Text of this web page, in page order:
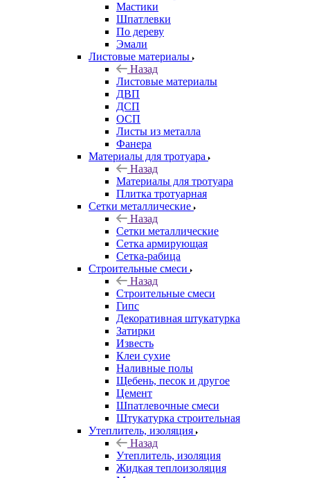
Мастики
Шпатлевки
По дереву
Эмали
Листовые материалы
Назад
Листовые материалы
ДВП
ДСП
ОСП
Листы из металла
Фанера
Материалы для тротуара
Назад
Материалы для тротуара
Плитка тротуарная
Сетки металлические
Назад
Сетки металлические
Сетка армирующая
Сетка-рабица
Строительные смеси
Назад
Строительные смеси
Гипс
Декоративная штукатурка
Затирки
Известь
Клеи сухие
Наливные полы
Щебень, песок и другое
Цемент
Шпатлевочные смеси
Штукатурка строительная
Утеплитель, изоляция
Назад
Утеплитель, изоляция
Жидкая теплоизоляция